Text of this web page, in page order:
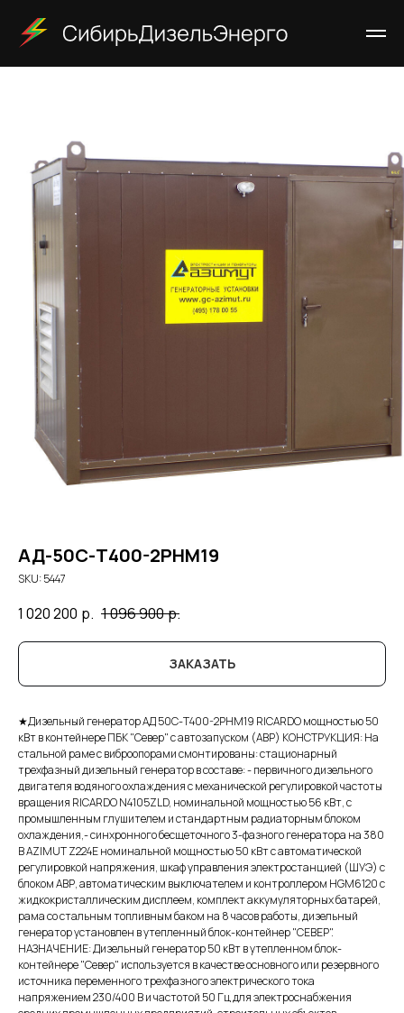
АД-50С-Т400-2РНМ19
SKU:5447
1 020 200 р. 1 096 900р.
ЗАКАЗАТЬ
★Дизельный генератор АД 50С-Т400-2РНМ19 RICARDO мощностью 50
кВт в контейнере ПБК "Север" с автозапуском (АВР) КОНСТРУКЦИЯ: На
стальной раме с виброопорами смонтированы: стационарный
трехфазный дизельный генератор в составе: - первичного дизельного
двигателя водяного охлаждения с механической регулировкой частоты
вращения RICARDO N4105ZLD, номинальной мощностью 56 кВт, с
промышленным глушителем и стандартным радиаторным блоком
охлаждения,- синхронного бесщеточного 3-фазного генератора на 380
В AZIMUT Z224E номинальной мощностью 50 кВт c автоматической
регулировкой напряжения, шкаф управления электростанцией (ШУЭ) с
блоком АВР, автоматическим выключателем и контроллером HGM6120 с
жидкокристаллическим дисплеем, комплект аккумуляторных батарей,
рама со стальным топливным баком на 8 часов работы, дизельный
генератор установлен в утепленный блок-контейнер "СЕВЕР".
НАЗНАЧЕНИЕ: Дизельный генератор 50 кВт в утепленном блок-
контейнере "Север" используется в качестве основного или резервного
источника переменного трехфазного электрического тока
напряжением 230/400 В и частотой 50 Гц для электроснабжения